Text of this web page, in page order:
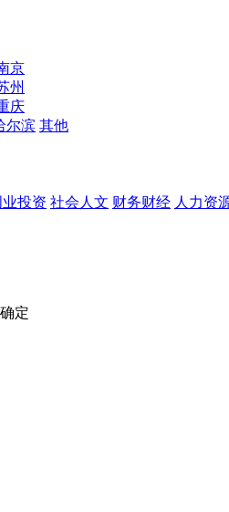
京
州
庆
尔滨 其他
投资 社会人文 财务财经 人力资
确定